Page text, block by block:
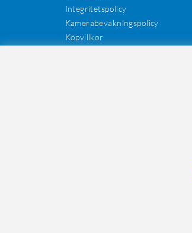
Integritetspolicy
Kamerabevakningspolicy
Köpvillkor